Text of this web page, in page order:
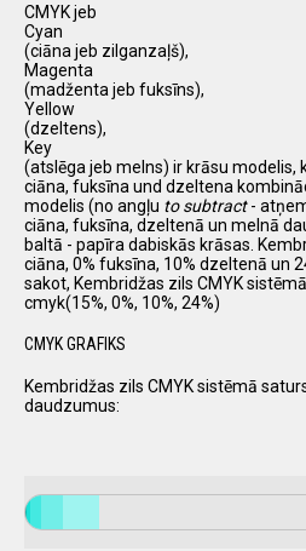
CMYK jeb
Cyan
(ciāna jeb zilganzaļš),
Magenta
(madženta jeb fuksīns),
Yellow
(dzeltens),
Key
(atslēga jeb melns) ir krāsu modelis,
ciāna, fuksīna und dzeltena
modelis (no angļu to subtract-
ciāna, fuksīna, dzeltenā un melnā
baltā - papīra dabiskās krāsas.
ciāna, 0% fuksīna, 10% dzeltenā un
sakot, Kembridžas zils CMYK
cmyk(15%, 0%, 10%, 24%)
CMYK GRAFIKS
Kembridžas zils CMYK sistēmā
daudzumus: